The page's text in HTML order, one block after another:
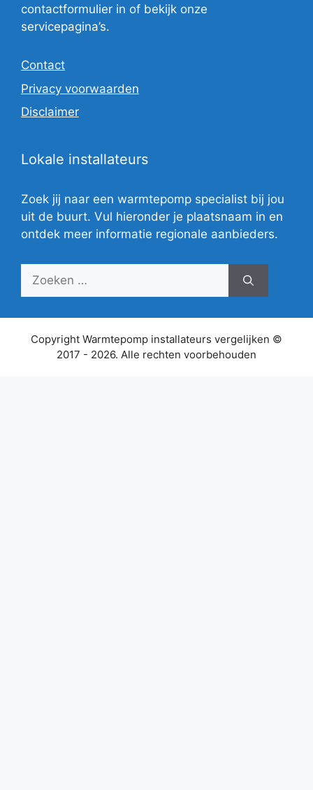
contactformulier in of bekijk onze
servicepagina’s.
Contact
Privacy voorwaarden
Disclaimer
Lokale installateurs
Zoek jij naar een warmtepomp specialist bij jou
uit de buurt. Vul hieronder je plaatsnaam in en
ontdek meer informatie regionale aanbieders.
Zoek
Copyright Warmtepomp installateurs vergelijken ©
2017 - 2026. Alle rechten voorbehouden